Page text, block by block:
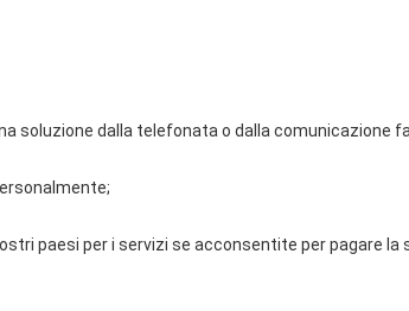
soluzione dalla telefonata o dalla comunicazione
paesi per i servizi se acconsentite per pagare la